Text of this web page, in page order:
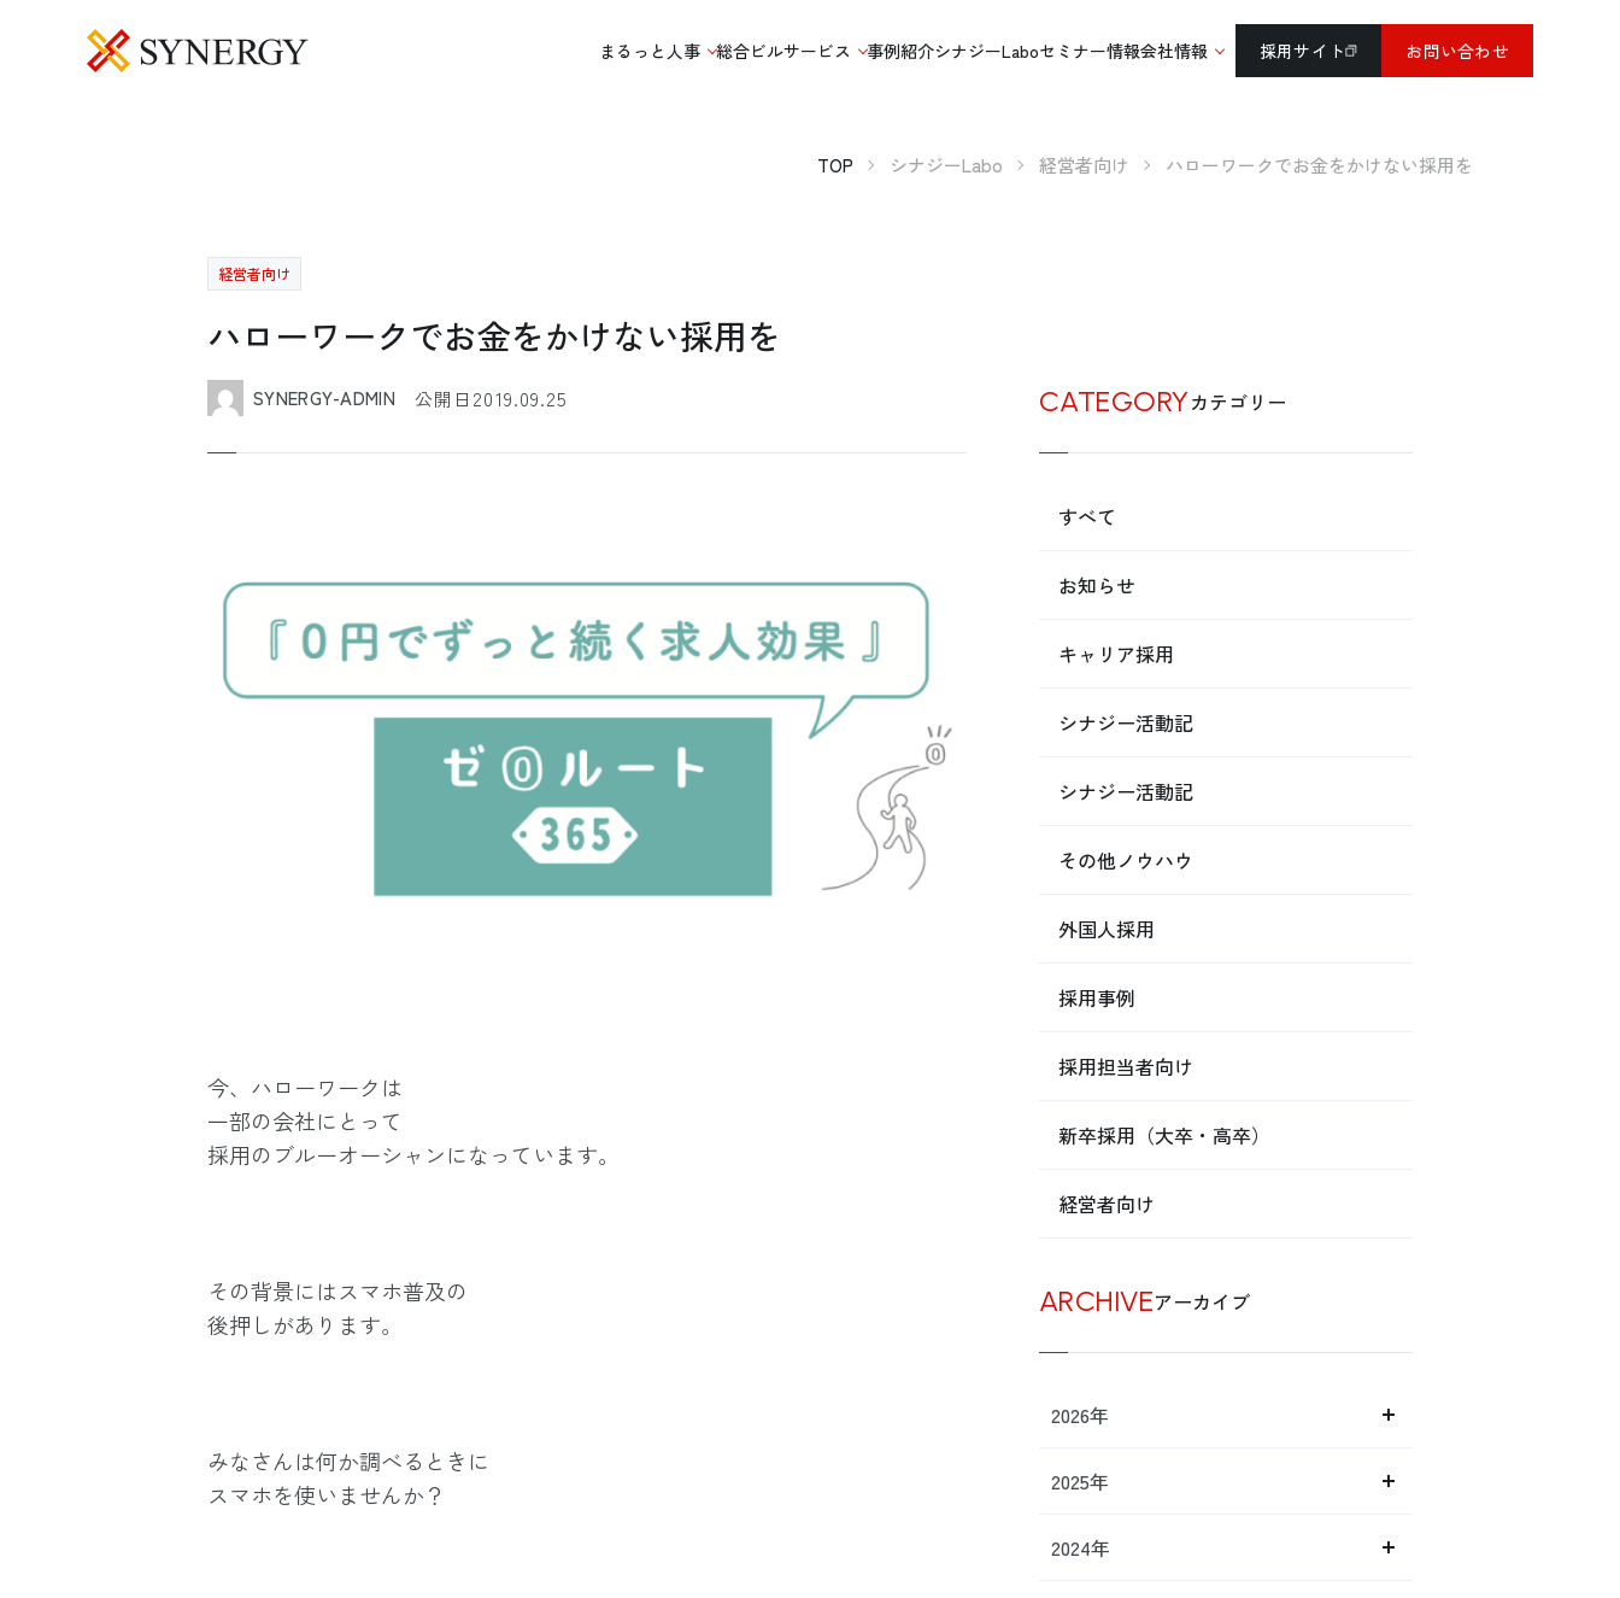
まるっと人事 総合ビルサービス 事例紹介シナジーLaboセミナー情報会社情報 採用サイト お問い合わせ
TOP シナジーLabo 経営者向け ハローワークでお金をかけない採用を
経営者向け
ハローワークでお金をかけない採用を
SYNERGY-ADMIN 公開日 2019.09.25
今、ハローワークは
一部の会社にとって
採用のブルーオーシャンになっています。
その背景にはスマホ普及の
後押しがあります。
みなさんは何か調べるときに
スマホを使いませんか？
CATEGORYカテゴリー
すべて
お知らせ
キャリア採用
シナジー活動記
シナジー活動記
その他ノウハウ
外国人採用
採用事例
採用担当者向け
新卒採用（大卒・高卒）
経営者向け
ARCHIVEアーカイブ
2026年
2025年
2024年